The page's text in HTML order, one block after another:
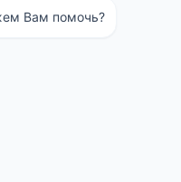
также в это